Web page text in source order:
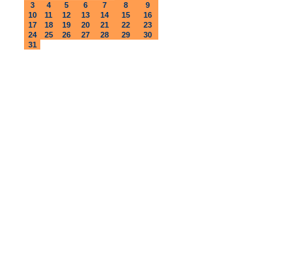
3
4 5 6 7 8
9
10
11 12 13 14 15
16
17
18 19 20 21 22
23
24
25 26 27 28 29
30
31